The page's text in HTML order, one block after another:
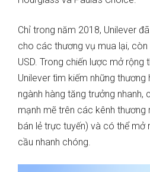
Chỉ trong năm 2018, Unilever
cho các thương vụ mua lại,
USD. Trong chiến lược mở rộng
Unilever tìm kiếm những
ngành hàng tăng trưởng nhanh,
mạnh mẽ trên các kênh
bán lẻ trực tuyến) và có thể mở
cầu nhanh chóng.